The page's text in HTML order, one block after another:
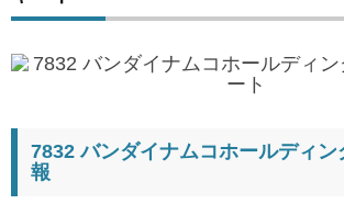
7832 バンダイナムコホールディン
報